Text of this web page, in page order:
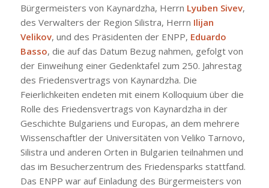
Bürgermeisters von Kaynardzha, Herrn Lyuben Sivev,
des Verwalters der Region Silistra, Herrn Ilijan
Velikov, und des Präsidenten der ENPP, Eduardo
Basso, die auf das Datum Bezug nahmen, gefolgt von
der Einweihung einer Gedenktafel zum 250. Jahrestag
des Friedensvertrags von Kaynardzha. Die
Feierlichkeiten endeten mit einem Kolloquium über die
Rolle des Friedensvertrags von Kaynardzha in der
Geschichte Bulgariens und Europas, an dem mehrere
Wissenschaftler der Universitäten von Veliko Tarnovo,
Silistra und anderen Orten in Bulgarien teilnahmen und
das im Besucherzentrum des Friedensparks stattfand.
Das ENPP war auf Einladung des Bürgermeisters von